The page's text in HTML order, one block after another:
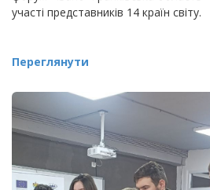
участі представників 14 країн світу.
Переглянути